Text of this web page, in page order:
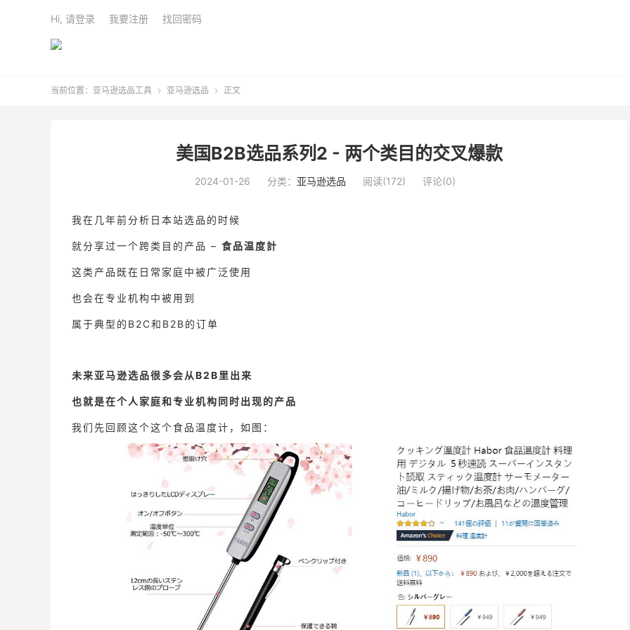
Hi, 请登录 我要注册 找回密码
当前位置： 亚马逊选品工具  亚马逊选品  正文
美国B2B选品系列2 - 两个类目的交叉爆款
2024-01-26 分类： 亚马逊选品 阅读(172) 评论(0)
我在几年前分析日本站选品的时候
就分享过一个跨类目的产品 – 食品温度計
这类产品既在日常家庭中被广泛使用
也会在专业机构中被用到
属于典型的B2C和B2B的订单
未来亚马逊选品很多会从B2B里出来
也就是在个人家庭和专业机构同时出现的产品
我们先回顾这个这个食品温度计，如图：